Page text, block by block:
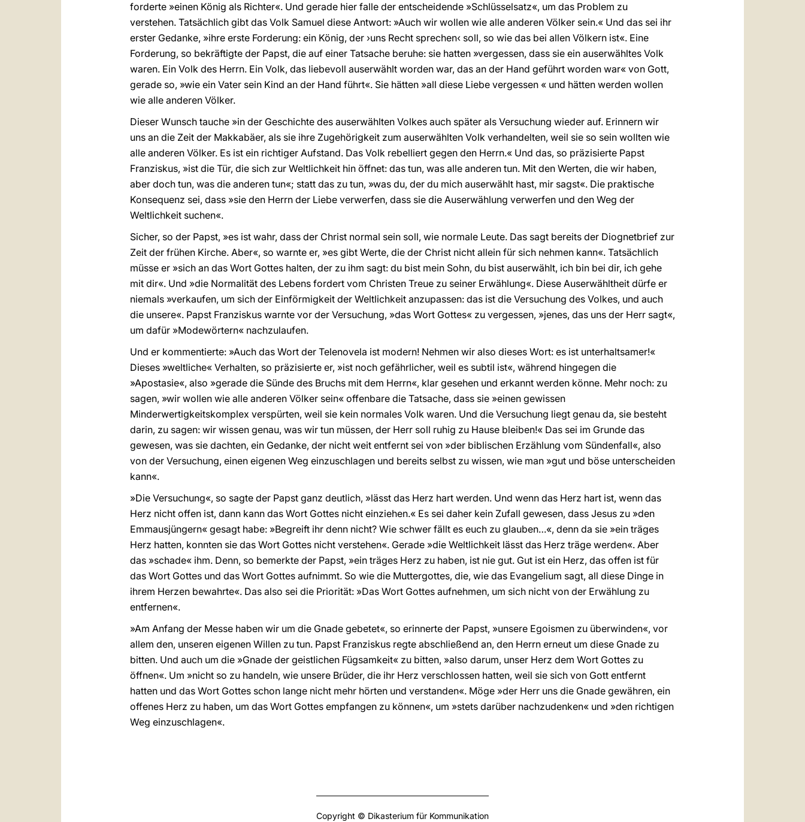
forderte »einen König als Richter«. Und gerade hier falle der entscheidende »Schlüsselsatz«, um das Problem zu
verstehen. Tatsächlich gibt das Volk Samuel diese Antwort: »Auch wir wollen wie alle anderen Völker sein.« Und das sei ihr
erster Gedanke, »ihre erste Forderung: ein König, der ›uns Recht sprechen‹ soll, so wie das bei allen Völkern ist«. Eine
Forderung, so bekräftigte der Papst, die auf einer Tatsache beruhe: sie hatten »vergessen, dass sie ein auserwähltes Volk
waren. Ein Volk des Herrn. Ein Volk, das liebevoll auserwählt worden war, das an der Hand geführt worden war« von Gott,
gerade so, »wie ein Vater sein Kind an der Hand führt«. Sie hätten »all diese Liebe vergessen « und hätten werden wollen
wie alle anderen Völker.
Dieser Wunsch tauche »in der Geschichte des auserwählten Volkes auch später als Versuchung wieder auf. Erinnern wir
uns an die Zeit der Makkabäer, als sie ihre Zugehörigkeit zum auserwählten Volk verhandelten, weil sie so sein wollten wie
alle anderen Völker. Es ist ein richtiger Aufstand. Das Volk rebelliert gegen den Herrn.« Und das, so präzisierte Papst
Franziskus, »ist die Tür, die sich zur Weltlichkeit hin öffnet: das tun, was alle anderen tun. Mit den Werten, die wir haben,
aber doch tun, was die anderen tun«; statt das zu tun, »was du, der du mich auserwählt hast, mir sagst«. Die praktische
Konsequenz sei, dass »sie den Herrn der Liebe verwerfen, dass sie die Auserwählung verwerfen und den Weg der
Weltlichkeit suchen«.
Sicher, so der Papst, »es ist wahr, dass der Christ normal sein soll, wie normale Leute. Das sagt bereits der Diognetbrief zur
Zeit der frühen Kirche. Aber«, so warnte er, »es gibt Werte, die der Christ nicht allein für sich nehmen kann«. Tatsächlich
müsse er »sich an das Wort Gottes halten, der zu ihm sagt: du bist mein Sohn, du bist auserwählt, ich bin bei dir, ich gehe
mit dir«. Und »die Normalität des Lebens fordert vom Christen Treue zu seiner Erwählung«. Diese Auserwähltheit dürfe er
niemals »verkaufen, um sich der Einförmigkeit der Weltlichkeit anzupassen: das ist die Versuchung des Volkes, und auch
die unsere«. Papst Franziskus warnte vor der Versuchung, »das Wort Gottes« zu vergessen, »jenes, das uns der Herr sagt«,
um dafür »Modewörtern« nachzulaufen.
Und er kommentierte: »Auch das Wort der Telenovela ist modern! Nehmen wir also dieses Wort: es ist unterhaltsamer!«
Dieses »weltliche« Verhalten, so präzisierte er, »ist noch gefährlicher, weil es subtil ist«, während hingegen die
»Apostasie«, also »gerade die Sünde des Bruchs mit dem Herrn«, klar gesehen und erkannt werden könne. Mehr noch: zu
sagen, »wir wollen wie alle anderen Völker sein« offenbare die Tatsache, dass sie »einen gewissen
Minderwertigkeitskomplex verspürten, weil sie kein normales Volk waren. Und die Versuchung liegt genau da, sie besteht
darin, zu sagen: wir wissen genau, was wir tun müssen, der Herr soll ruhig zu Hause bleiben!« Das sei im Grunde das
gewesen, was sie dachten, ein Gedanke, der nicht weit entfernt sei von »der biblischen Erzählung vom Sündenfall«, also
von der Versuchung, einen eigenen Weg einzuschlagen und bereits selbst zu wissen, wie man »gut und böse unterscheiden
kann«.
»Die Versuchung«, so sagte der Papst ganz deutlich, »lässt das Herz hart werden. Und wenn das Herz hart ist, wenn das
Herz nicht offen ist, dann kann das Wort Gottes nicht einziehen.« Es sei daher kein Zufall gewesen, dass Jesus zu »den
Emmausjüngern« gesagt habe: »Begreift ihr denn nicht? Wie schwer fällt es euch zu glauben…«, denn da sie »ein träges
Herz hatten, konnten sie das Wort Gottes nicht verstehen«. Gerade »die Weltlichkeit lässt das Herz träge werden«. Aber
das »schade« ihm. Denn, so bemerkte der Papst, »ein träges Herz zu haben, ist nie gut. Gut ist ein Herz, das offen ist für
das Wort Gottes und das Wort Gottes aufnimmt. So wie die Muttergottes, die, wie das Evangelium sagt, all diese Dinge in
ihrem Herzen bewahrte«. Das also sei die Priorität: »Das Wort Gottes aufnehmen, um sich nicht von der Erwählung zu
entfernen«.
»Am Anfang der Messe haben wir um die Gnade gebetet«, so erinnerte der Papst, »unsere Egoismen zu überwinden«, vor
allem den, unseren eigenen Willen zu tun. Papst Franziskus regte abschließend an, den Herrn erneut um diese Gnade zu
bitten. Und auch um die »Gnade der geistlichen Fügsamkeit« zu bitten, »also darum, unser Herz dem Wort Gottes zu
öffnen«. Um »nicht so zu handeln, wie unsere Brüder, die ihr Herz verschlossen hatten, weil sie sich von Gott entfernt
hatten und das Wort Gottes schon lange nicht mehr hörten und verstanden«. Möge »der Herr uns die Gnade gewähren, ein
offenes Herz zu haben, um das Wort Gottes empfangen zu können«, um »stets darüber nachzudenken« und »den richtigen
Weg einzuschlagen«.
Copyright © Dikasterium für Kommunikation